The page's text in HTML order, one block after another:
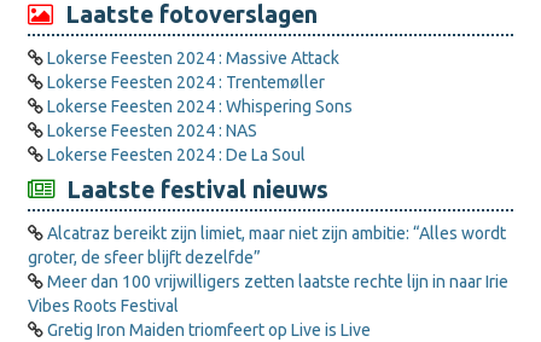
Laatste fotoverslagen
Lokerse Feesten 2024 : Massive Attack
Lokerse Feesten 2024 : Trentemøller
Lokerse Feesten 2024 : Whispering Sons
Lokerse Feesten 2024 : NAS
Lokerse Feesten 2024 : De La Soul
Laatste festival nieuws
Alcatraz bereikt zijn limiet, maar niet zijn ambitie: “Alles wordt
groter, de sfeer blijft dezelfde”
Meer dan 100 vrijwilligers zetten laatste rechte lijn in naar Irie
Vibes Roots Festival
Gretig Iron Maiden triomfeert op Live is Live